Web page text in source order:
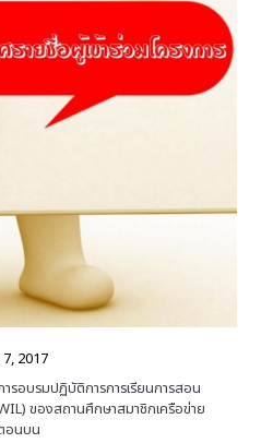
2017
ารอบรมปฏิบัติการการเรียนการสอน
ของสถานศึกษาสมาชิกเครือข่าย
อนบน